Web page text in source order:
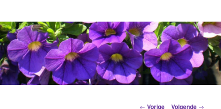
Berichtnavigatie
← Vorige Volgende →